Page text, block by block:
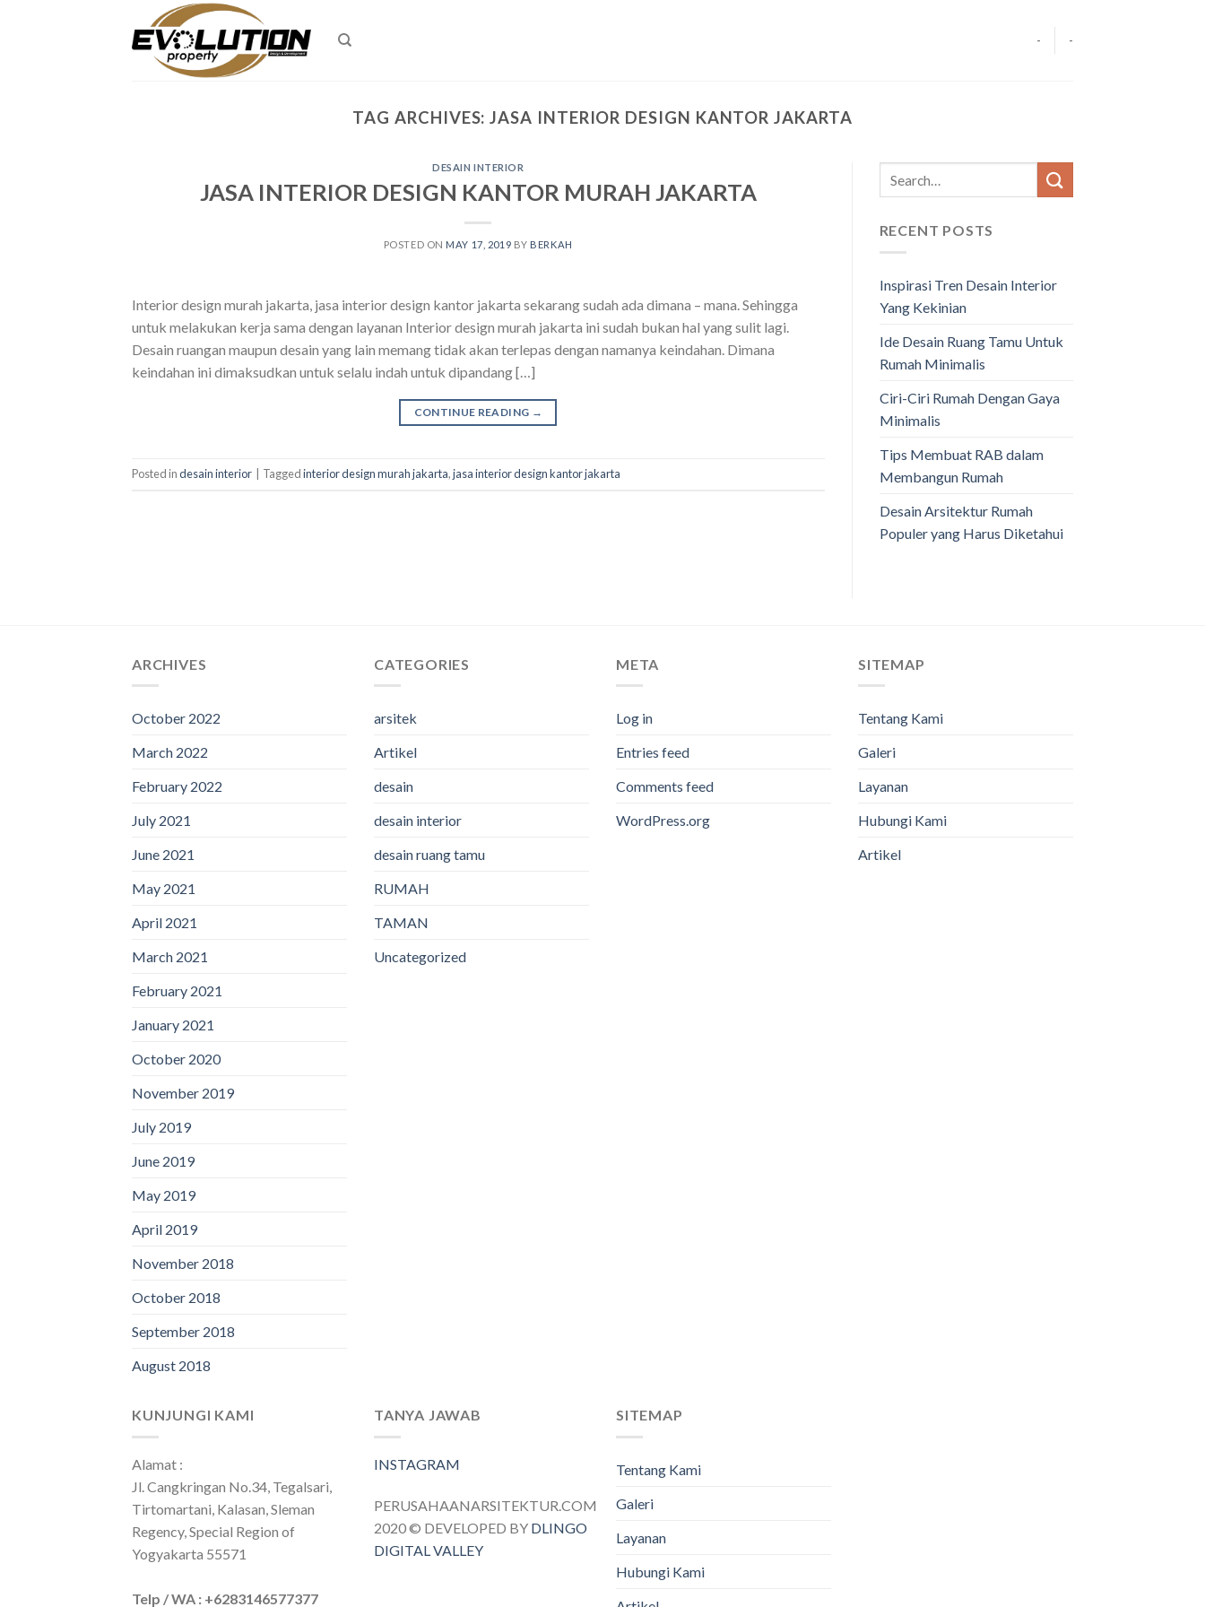
- -
TAG ARCHIVES:JASA INTERIOR DESIGN KANTOR JAKARTA
DESAIN INTERIOR
JASA INTERIOR DESIGN KANTOR MURAH JAKARTA
POSTED ON MAY 17, 2019 BY BERKAH
Interior design murah jakarta, jasa interior design kantor jakarta sekarang sudah ada dimana – mana. Sehingga
untuk melakukan kerja sama dengan layanan Interior design murah jakarta ini sudah bukan hal yang sulit lagi.
Desain ruangan maupun desain yang lain memang tidak akan terlepas dengan namanya keindahan. Dimana
keindahan ini dimaksudkan untuk selalu indah untuk dipandang […]
CONTINUE READING →
Posted indesain interior Taggedinterior design murah jakarta,jasa interior design kantor jakarta
RECENT POSTS
Inspirasi Tren Desain Interior
Yang Kekinian
Ide Desain Ruang Tamu Untuk
Rumah Minimalis
Ciri-Ciri Rumah Dengan Gaya
Minimalis
Tips Membuat RAB dalam
Membangun Rumah
Desain Arsitektur Rumah
Populer yang Harus Diketahui
ARCHIVES
October 2022
March 2022
February 2022
July 2021
June 2021
May 2021
April 2021
March 2021
February 2021
January 2021
October 2020
November 2019
July 2019
June 2019
May 2019
April 2019
November 2018
October 2018
September 2018
August 2018
CATEGORIES
arsitek
Artikel
desain
desain interior
desain ruang tamu
RUMAH
TAMAN
Uncategorized
META
Log in
Entries feed
Comments feed
WordPress.org
SITEMAP
Tentang Kami
Galeri
Layanan
Hubungi Kami
Artikel
KUNJUNGI KAMI
Alamat :
Jl. Cangkringan No.34, Tegalsari,
Tirtomartani, Kalasan, Sleman
Regency, Special Region of
Yogyakarta 55571
Telp / WA : +6283146577377
TANYA JAWAB
INSTAGRAM
PERUSAHAANARSITEKTUR.COM
2020 © DEVELOPED BY DLINGO
DIGITAL VALLEY
SITEMAP
Tentang Kami
Galeri
Layanan
Hubungi Kami